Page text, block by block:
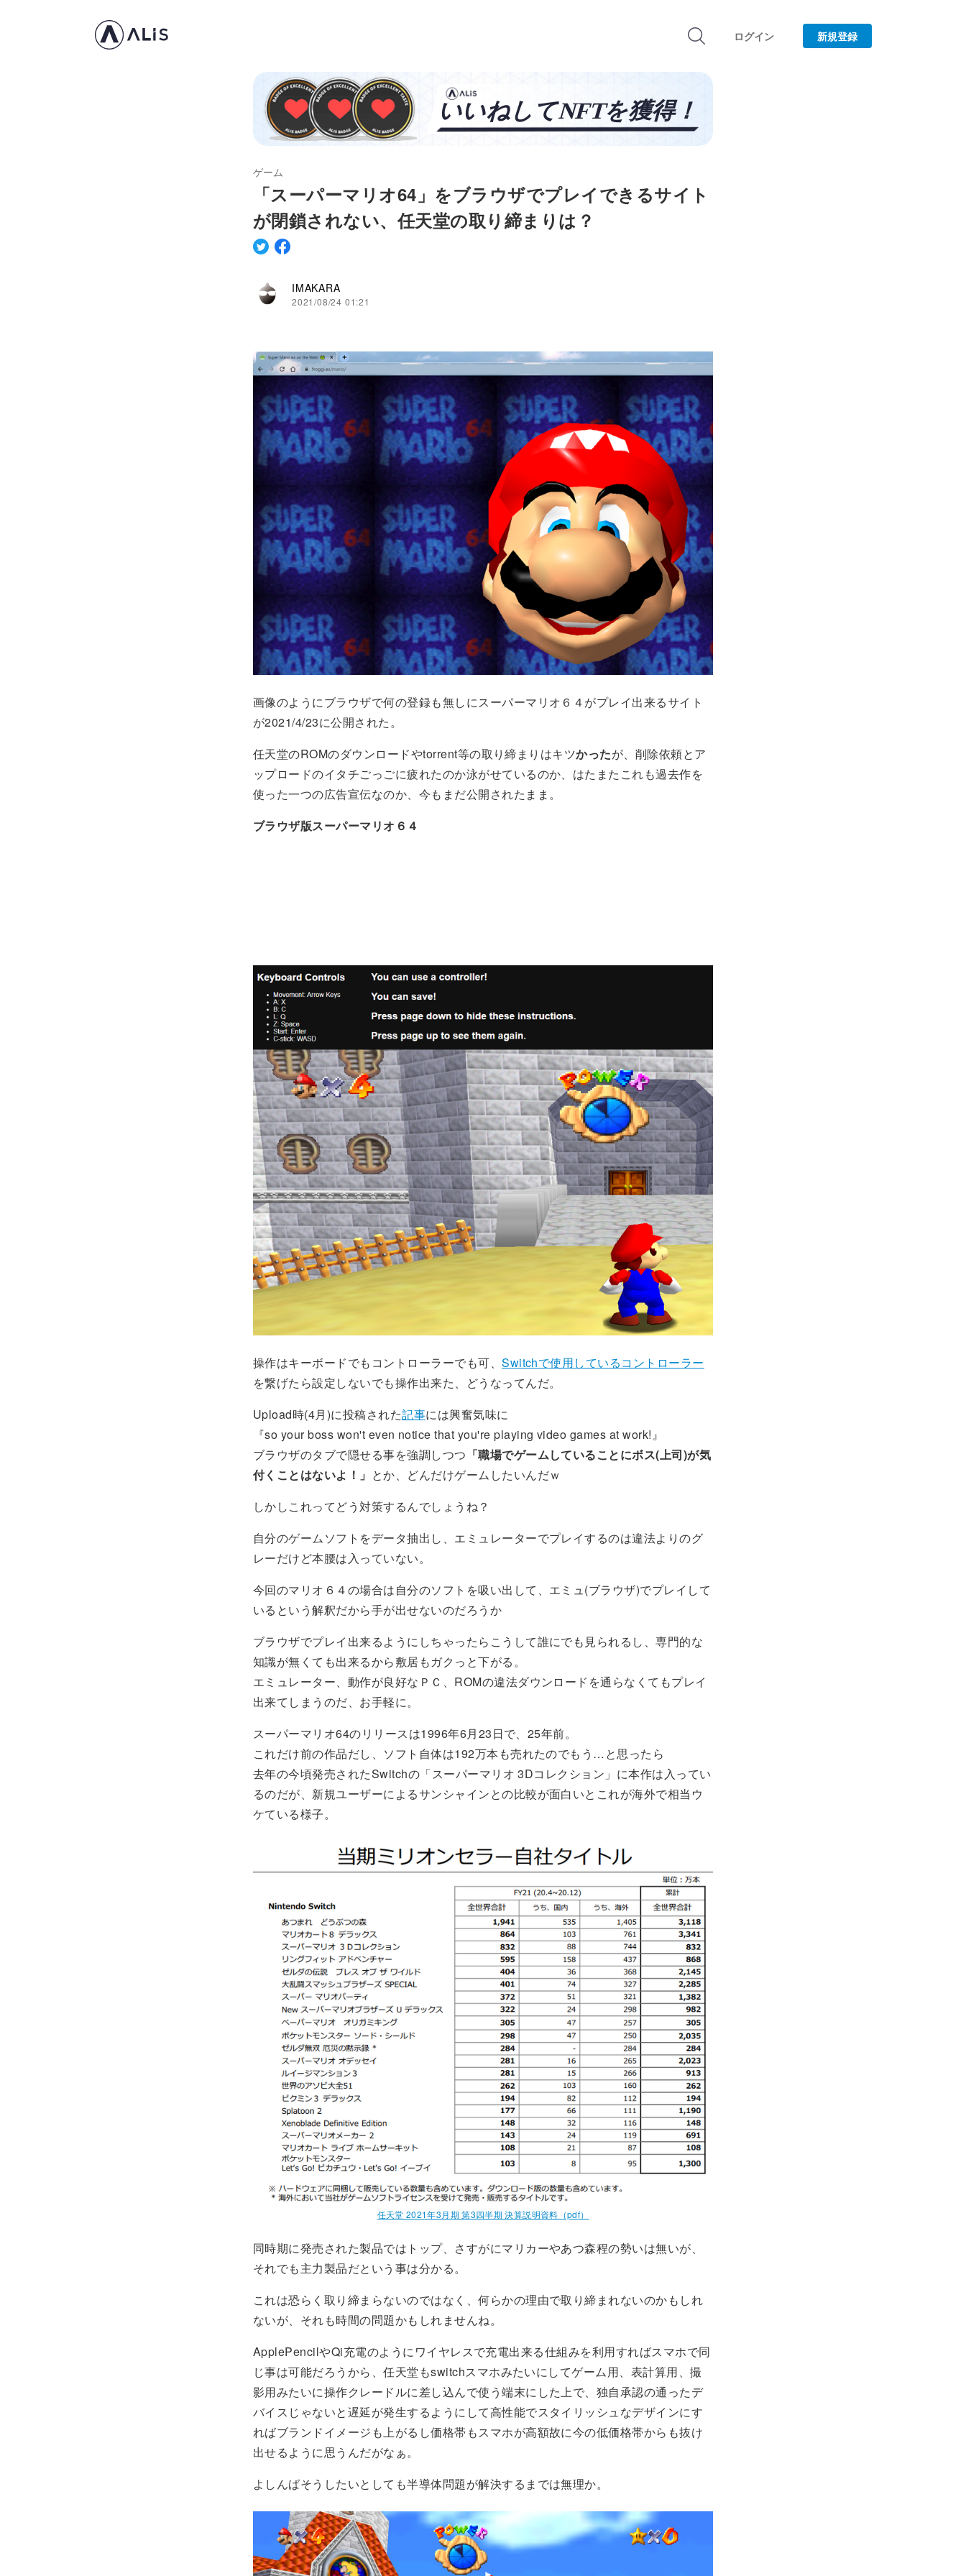
ログイン 新規登録
ゲーム
「スーパーマリオ64」をブラウザでプレイできるサイト
が閉鎖されない、任天堂の取り締まりは？
IMAKARA
2021/08/24 01:21
画像のようにブラウザで何の登録も無しにスーパーマリオ６４がプレイ出来るサイト
が2021/4/23に公開された。
任天堂のROMのダウンロードやtorrent等の取り締まりはキツかったが、削除依頼とア
ップロードのイタチごっごに疲れたのか泳がせているのか、はたまたこれも過去作を
使った一つの広告宣伝なのか、今もまだ公開されたまま。
ブラウザ版スーパーマリオ６４
操作はキーボードでもコントローラーでも可、Switchで使用しているコントローラー
を繋げたら設定しないでも操作出来た、どうなってんだ。
Upload時(4月)に投稿された記事には興奮気味に
『so your boss won't even notice that you're playing video games at work!』
ブラウザのタブで隠せる事を強調しつつ 「職場でゲームしていることにボス(上司)が気
付くことはないよ！」 とか、どんだけゲームしたいんだｗ
しかしこれってどう対策するんでしょうね？
自分のゲームソフトをデータ抽出し、エミュレーターでプレイするのは違法よりのグ
レーだけど本腰は入っていない。
今回のマリオ６４の場合は自分のソフトを吸い出して、エミュ(ブラウザ)でプレイして
いるという解釈だから手が出せないのだろうか
ブラウザでプレイ出来るようにしちゃったらこうして誰にでも見られるし、専門的な
知識が無くても出来るから敷居もガクっと下がる。
エミュレーター、動作が良好なＰＣ、ROMの違法ダウンロードを通らなくてもプレイ
出来てしまうのだ、お手軽に。
スーパーマリオ64のリリースは1996年6月23日で、25年前。
これだけ前の作品だし、ソフト自体は192万本も売れたのでもう…と思ったら
去年の今頃発売されたSwitchの「スーパーマリオ 3Dコレクション」に本作は入ってい
るのだが、新規ユーザーによるサンシャインとの比較が面白いとこれが海外で相当ウ
ケている様子。
任天堂 2021年3月期 第3四半期 決算説明資料（pdf）
同時期に発売された製品ではトップ、さすがにマリカーやあつ森程の勢いは無いが、
それでも主力製品だという事は分かる。
これは恐らく取り締まらないのではなく、何らかの理由で取り締まれないのかもしれ
ないが、それも時間の問題かもしれませんね。
ApplePencilやQi充電のようにワイヤレスで充電出来る仕組みを利用すればスマホで同
じ事は可能だろうから、任天堂もswitchスマホみたいにしてゲーム用、表計算用、撮
影用みたいに操作クレードルに差し込んで使う端末にした上で、独自承認の通ったデ
バイスじゃないと遅延が発生するようにして高性能でスタイリッシュなデザインにす
ればブランドイメージも上がるし価格帯もスマホが高額故に今の低価格帯からも抜け
出せるように思うんだがなぁ。
よしんばそうしたいとしても半導体問題が解決するまでは無理か。